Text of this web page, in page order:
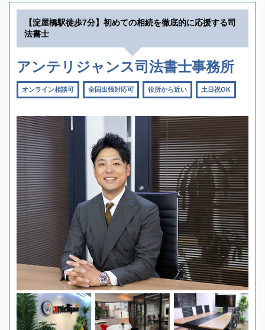
【淀屋橋駅徒歩7分】初めての相続を徹底的に応援する司
法書士
アンテリジャンス司法書士事務所
オンライン相談可 全国出張対応可 役所から近い 土日祝OK